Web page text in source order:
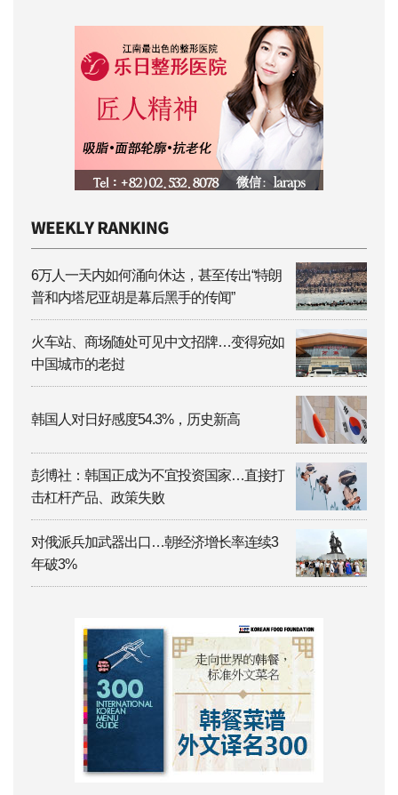
6万人一天内如何涌向休达，甚至传出“特朗
普和内塔尼亚胡是幕后黑手的传闻”
火车站、商场随处可见中文招牌…变得宛如
中国城市的老挝
韩国人对日好感度54.3%，历史新高
彭博社：韩国正成为不宜投资国家…直接打
击杠杆产品、政策失败
对俄派兵加武器出口…朝经济增长率连续3
年破3%